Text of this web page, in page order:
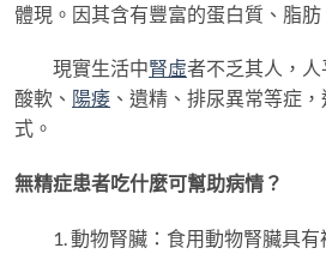
體現。因其含有豐富的蛋白質、脂
現實生活中腎虛者不乏其人，
酸軟、 陽痿 、遺精、排尿異常等症
式。
無精症患者吃什麼可幫助病情？
1. 動物腎臟：食用動物腎臟具有